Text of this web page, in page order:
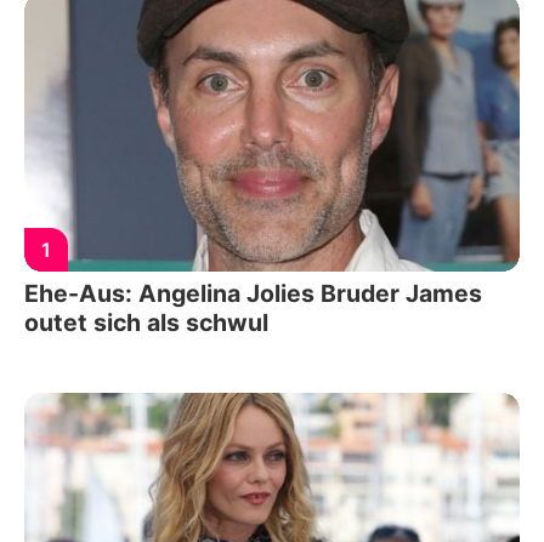
1
Ehe-Aus: Angelina Jolies Bruder James
outet sich als schwul